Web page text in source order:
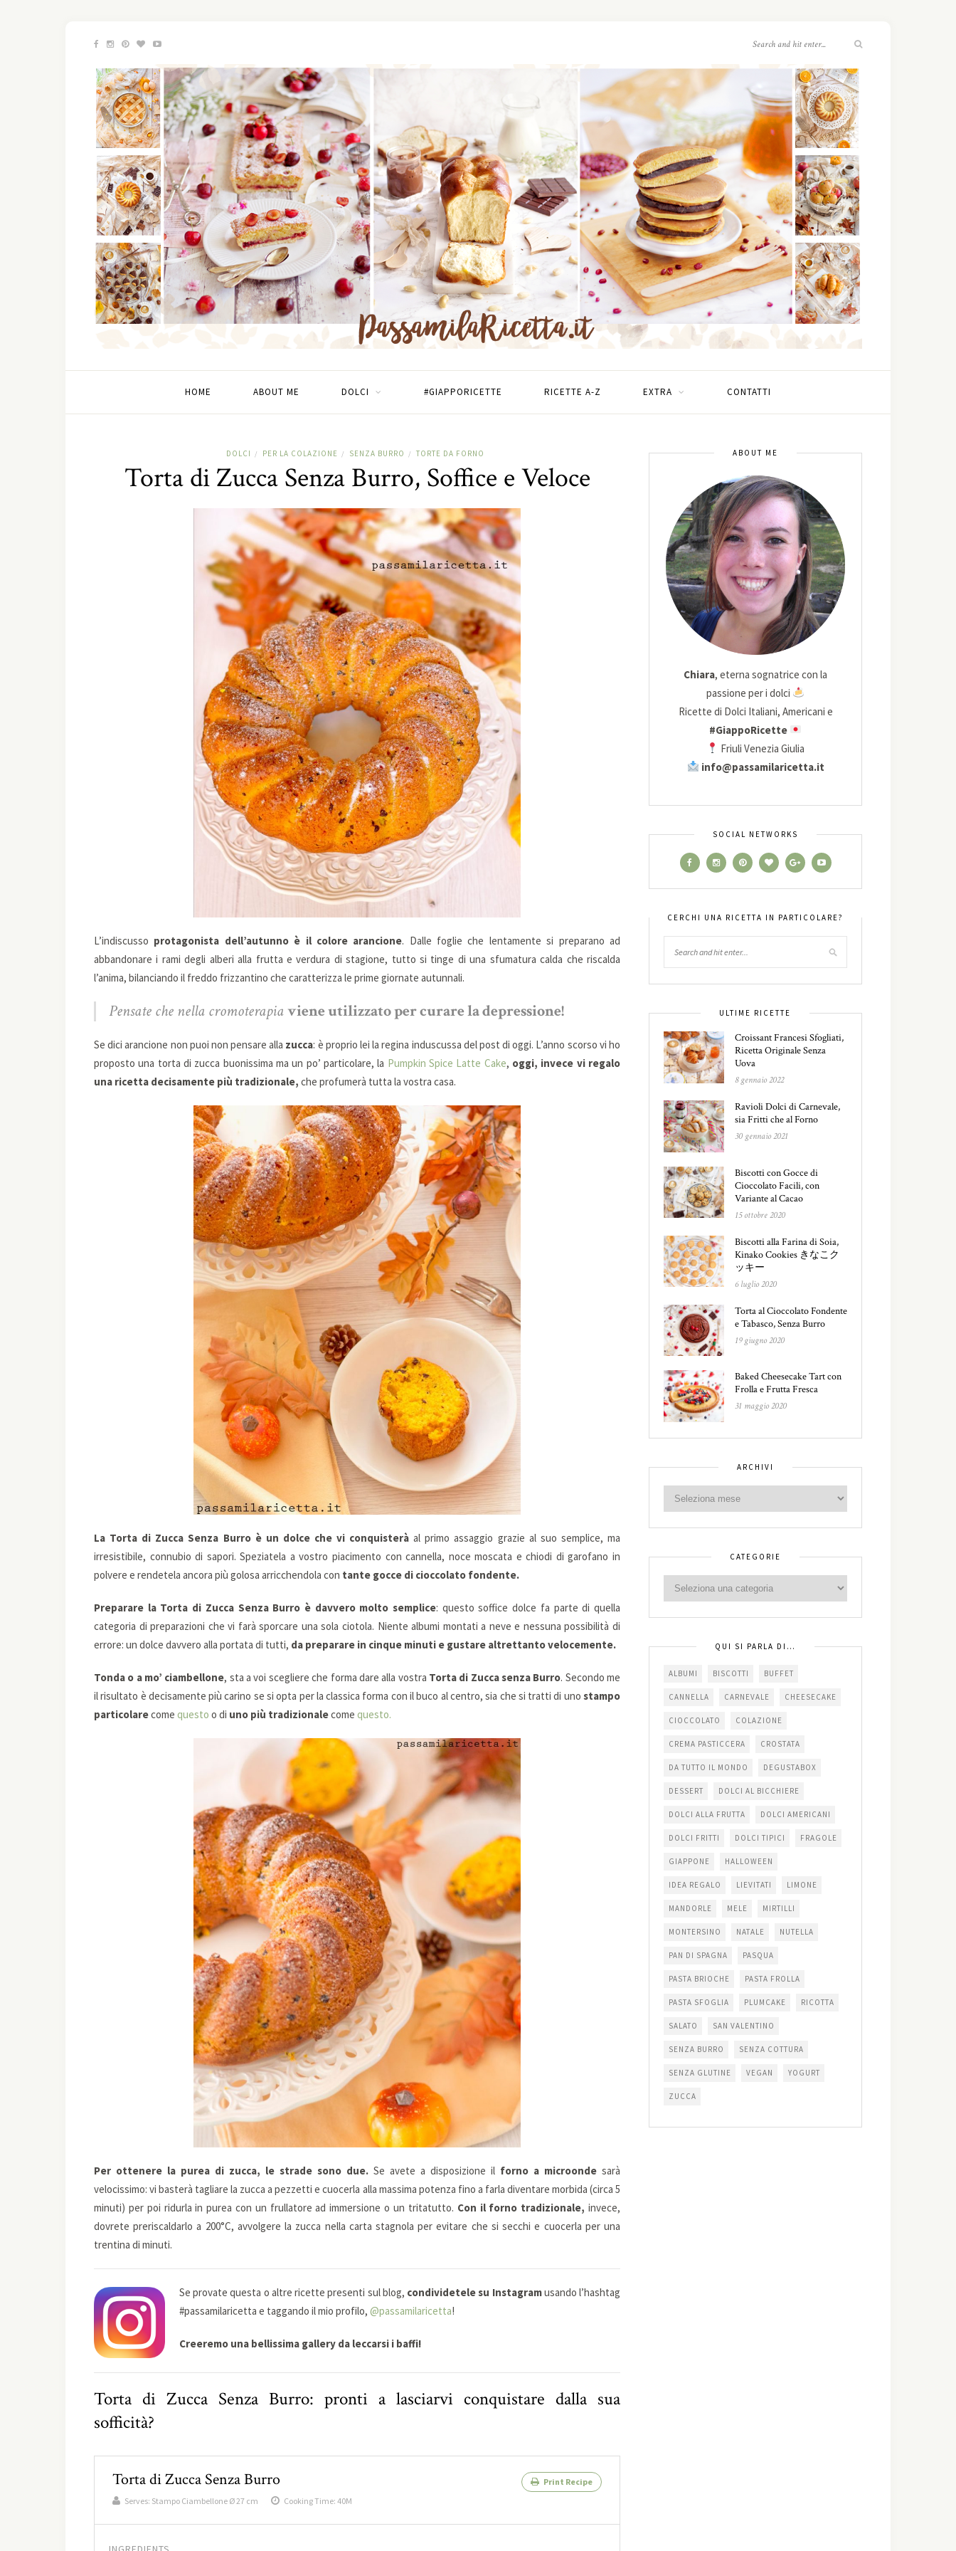
HOME ABOUT ME DOLCI #GIAPPORICETTE RICETTE A-Z EXTRA CONTATTI
DOLCI / PER LA COLAZIONE / SENZA BURRO / TORTE DA FORNO
Torta di Zucca Senza Burro, Soffice e Veloce
L’indiscusso protagonista dell’autunno è il colore arancione. Dalle foglie che lentamente si preparano ad
abbandonare i rami degli alberi alla frutta e verdura di stagione, tutto si tinge di una sfumatura calda che riscalda
l’anima, bilanciando il freddo frizzantino che caratterizza le prime giornate autunnali.
Pensate che nella cromoterapiaviene utilizzato per curare la depressione!
Se dici arancione non puoi non pensare alla zucca: è proprio lei la regina induscussa del post di oggi. L’anno scorso vi ho
proposto una torta di zucca buonissima ma un po’ particolare, la Pumpkin Spice Latte Cake, oggi, invece vi regalo
una ricetta decisamente più tradizionale, che profumerà tutta la vostra casa.
La Torta di Zucca Senza Burro è un dolce che vi conquisterà al primo assaggio grazie al suo semplice, ma
irresistibile, connubio di sapori. Speziatela a vostro piacimento con cannella, noce moscata e chiodi di garofano in
polvere e rendetela ancora più golosa arricchendola con tante gocce di cioccolato fondente.
Preparare la Torta di Zucca Senza Burro è davvero molto semplice: questo soffice dolce fa parte di quella
categoria di preparazioni che vi farà sporcare una sola ciotola. Niente albumi montati a neve e nessuna possibilità di
errore: un dolce davvero alla portata di tutti, da preparare in cinque minuti e gustare altrettanto velocemente.
Tonda o a mo’ ciambellone, sta a voi scegliere che forma dare alla vostra Torta di Zucca senza Burro. Secondo me
il risultato è decisamente più carino se si opta per la classica forma con il buco al centro, sia che si tratti di uno stampo
particolarecome questo o di uno più tradizionalecome questo.
Per ottenere la purea di zucca, le strade sono due. Se avete a disposizione il forno a microonde sarà
velocissimo: vi basterà tagliare la zucca a pezzetti e cuocerla alla massima potenza fino a farla diventare morbida (circa 5
minuti) per poi ridurla in purea con un frullatore ad immersione o un tritatutto. Con il forno tradizionale, invece,
dovrete preriscaldarlo a 200°C, avvolgere la zucca nella carta stagnola per evitare che si secchi e cuocerla per una
trentina di minuti.
Se provate questa o altre ricette presenti sul blog, condividetele su Instagramusando l’hashtag
#passamilaricetta e taggando il mio profilo, @passamilaricetta!
Creeremo una bellissima gallery da leccarsi i baffi!
Torta di Zucca Senza Burro: pronti a lasciarvi conquistare dalla sua
sofficità?
Torta di Zucca Senza Burro
Print Recipe
Serves: Stampo Ciambellone Ø 27 cm Cooking Time: 40M
ABOUT ME
Chiara, eterna sognatrice con la
passione per i dolci
Ricette di Dolci Italiani, Americani e
#GiappoRicette
Friuli Venezia Giulia
info@passamilaricetta.it
SOCIAL NETWORKS
CERCHI UNA RICETTA IN PARTICOLARE?
ULTIME RICETTE
Croissant Francesi Sfogliati,
Ricetta Originale Senza
Uova
8 gennaio 2022
Ravioli Dolci di Carnevale,
sia Fritti che al Forno
30 gennaio 2021
Biscotti con Gocce di
Cioccolato Facili, con
Variante al Cacao
15 ottobre 2020
Biscotti alla Farina di Soia,
Kinako Cookies きなこク
ッキー
6 luglio 2020
Torta al Cioccolato Fondente
e Tabasco, Senza Burro
19 giugno 2020
Baked Cheesecake Tart con
Frolla e Frutta Fresca
31 maggio 2020
ARCHIVI
CATEGORIE
QUI SI PARLA DI…
ALBUMI BISCOTTI BUFFET
CANNELLA CARNEVALE CHEESECAKE
CIOCCOLATO COLAZIONE
CREMA PASTICCERA CROSTATA
DA TUTTO IL MONDO DEGUSTABOX
DESSERT DOLCI AL BICCHIERE
DOLCI ALLA FRUTTA DOLCI AMERICANI
DOLCI FRITTI DOLCI TIPICI FRAGOLE
GIAPPONE HALLOWEEN
IDEA REGALO LIEVITATI LIMONE
MANDORLE MELE MIRTILLI
MONTERSINO NATALE NUTELLA
PAN DI SPAGNA PASQUA
PASTA BRIOCHE PASTA FROLLA
PASTA SFOGLIA PLUMCAKE RICOTTA
SALATO SAN VALENTINO
SENZA BURRO SENZA COTTURA
SENZA GLUTINE VEGAN YOGURT
ZUCCA